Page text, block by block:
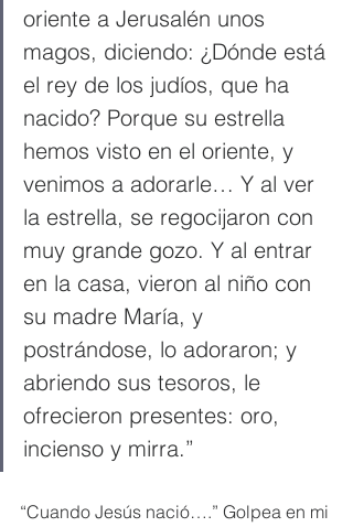
oriente a Jerusalén unos
magos, diciendo: ¿Dónde está
el rey de los judíos, que ha
nacido? Porque su estrella
hemos visto en el oriente, y
venimos a adorarle… Y al ver
la estrella, se regocijaron con
muy grande gozo. Y al entrar
en la casa, vieron al niño con
su madre María, y
postrándose, lo adoraron; y
abriendo sus tesoros, le
ofrecieron presentes: oro,
incienso y mirra.”
“Cuando Jesús nació….” Golpea en mi